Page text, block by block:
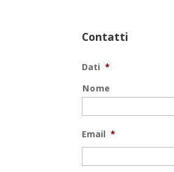
Contatti
Dati *
Nome
Email *